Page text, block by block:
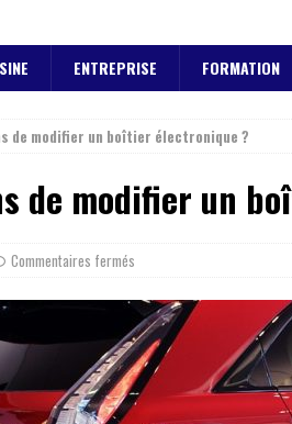
ENTREPRISE FORMATION
de modifier un boîtier électronique ?
de modifier un
Commentaires fermés